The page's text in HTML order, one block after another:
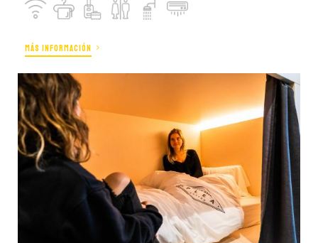
MÁS INFORMACIÓN